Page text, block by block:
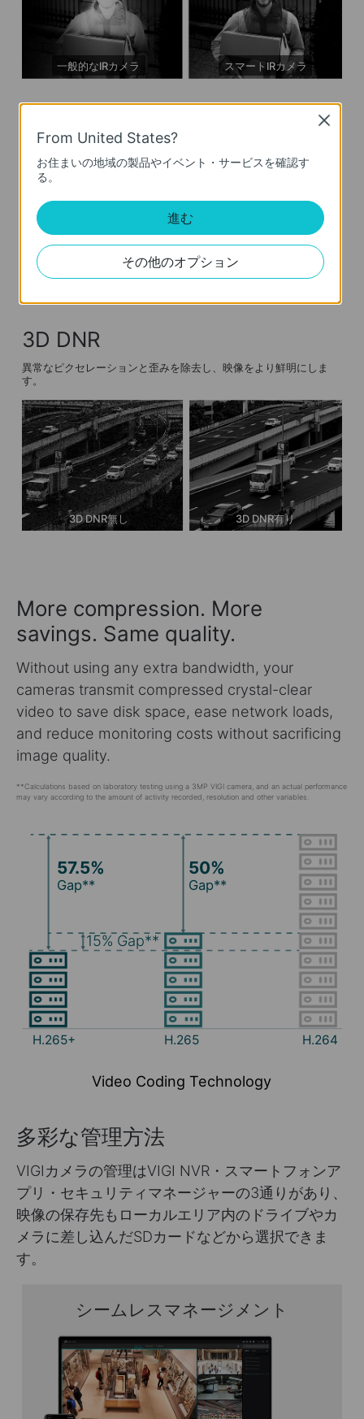
一般的なIRカメラ スマートIRカメラ
WDR
逆光等による明暗差で被写体が黒くつぶれないようにコントラスト
を調整することで、クリアな映像を届けます。
3D DNR
異常なピクセレーションと歪みを除去し、映像をより鮮明にしま
す。
3D DNR無し 3D DNR有り
More compression. More
savings. Same quality.
Without using any extra bandwidth, your
cameras transmit compressed crystal-clear
video to save disk space, ease network loads,
and reduce monitoring costs without sacrificing
image quality.
**Calculations based on laboratory testing using a 3MP VIGI camera, and an actual performance
may vary according to the amount of activity recorded, resolution and other variables.
57.5%
Gap**
50%
Gap**
15% Gap**
H.265+ H.265 H.264
Video Coding Technology
多彩な管理方法
VIGIカメラの管理はVIGI NVR・スマートフォンア
プリ・セキュリティマネージャーの3通りがあり、
映像の保存先もローカルエリア内のドライブやカ
メラに差し込んだSDカードなどから選択できま
す。
シームレスマネージメント
From United States?
お住まいの地域の製品やイベント・サービスを確認す
る。
進む
その他のオプション
Close